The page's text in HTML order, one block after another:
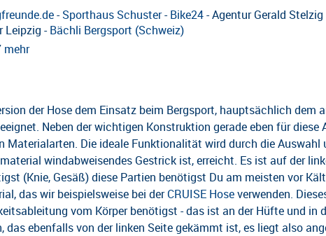
-Sporthaus Schuster-Bike24- Agentur Gerald
Leipzig -Bächli Bergsport (Schweiz)
mehr
der Hose dem Einsatz beim Bergsport, hauptsächlich dem
Neben der wichtigen Konstruktion gerade eben für
Materialarten. Die ideale Funktionalität wird durch die
windabweisendes Gestrick ist, erreicht. Es ist auf der
(Knie, Gesäß) diese Partien benötigst Du am meisten vor
das wir beispielsweise bei derCRUISE Hoseverwenden.
vom Körper benötigst - das ist an der Hüfte und
ebenfalls von der linken Seite gekämmt ist, es liegt also